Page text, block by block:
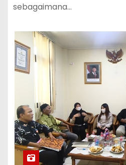
sebagaimana…